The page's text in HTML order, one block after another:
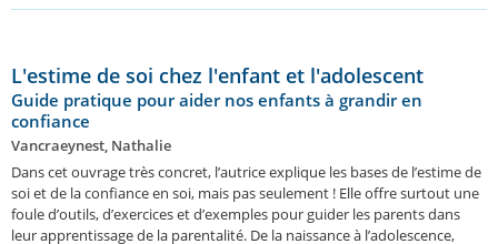
L'estime de soi chez l'enfant et l'adolescent
Guide pratique pour aider nos enfants à grandir en
confiance
Vancraeynest, Nathalie
Dans cet ouvrage très concret, l’autrice explique les bases de l’estime de
soi et de la confiance en soi, mais pas seulement ! Elle offre surtout une
foule d’outils, d’exercices et d’exemples pour guider les parents dans
leur apprentissage de la parentalité. De la naissance à l’adolescence,